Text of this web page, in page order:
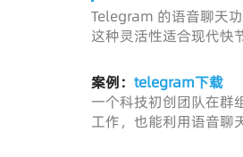
Telegram 的语音聊天
这种灵活性适合现代快
案例： telegram下载
一个科技初创团队在群
工作，也能利用语音聊